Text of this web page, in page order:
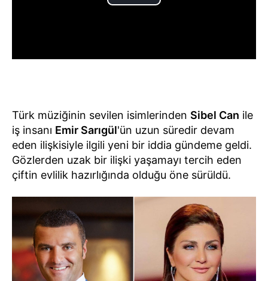
Türk müziğinin sevilen isimlerinden Sibel Can ile
iş insanı Emir Sarıgül'ün uzun süredir devam
eden ilişkisiyle ilgili yeni bir iddia gündeme geldi.
Gözlerden uzak bir ilişki yaşamayı tercih eden
çiftin evlilik hazırlığında olduğu öne sürüldü.